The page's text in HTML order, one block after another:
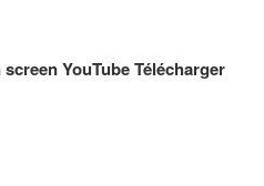
YouTube Télécharger